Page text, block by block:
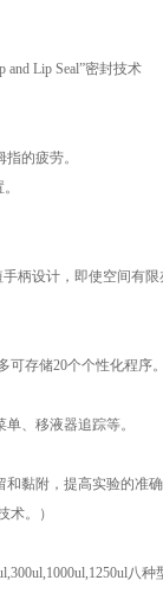
and Lip Seal”密封技术
的疲劳。
柄设计，即使空间有限
可存储20个个性化程序。
、移液器追踪等。
黏附，提高实验的准
术。）
八种